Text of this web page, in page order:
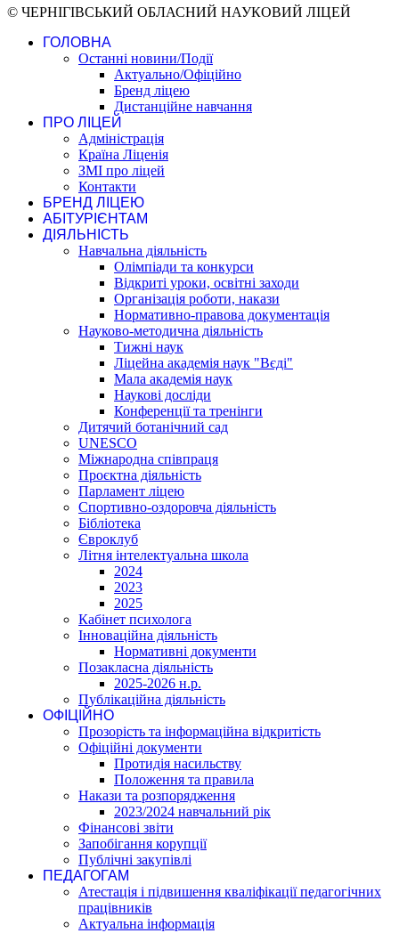
© ЧЕРНІГІВСЬКИЙ ОБЛАСНИЙ НАУКОВИЙ ЛІЦЕЙ
ГОЛОВНА
Останні новини/Події
Актуально/Офіційно
Бренд ліцею
Дистанційне навчання
ПРО ЛІЦЕЙ
Адміністрація
Країна Ліценія
ЗМІ про ліцей
Контакти
БРЕНД ЛІЦЕЮ
АБІТУРІЄНТАМ
ДІЯЛЬНІСТЬ
Навчальна діяльність
Олімпіади та конкурси
Відкриті уроки, освітні заходи
Організація роботи, накази
Нормативно-правова документація
Науково-методична діяльність
Тижні наук
Ліцейна академія наук "Вєді"
Мала академія наук
Наукові досліди
Конференції та тренінги
Дитячий ботанічний сад
UNESCO
Міжнародна співпраця
Проєктна діяльність
Парламент ліцею
Спортивно-оздоровча діяльність
Бібліотека
Євроклуб
Літня інтелектуальна школа
2024
2023
2025
Кабінет психолога
Інноваційна діяльність
Нормативні документи
Позакласна діяльність
2025-2026 н.р.
Публікаційна діяльність
ОФІЦІЙНО
Прозорість та інформаційна відкритість
Офіційні документи
Протидія насильству
Положення та правила
Накази та розпорядження
2023/2024 навчальний рік
Фінансові звіти
Запобігання корупції
Публічні закупівлі
ПЕДАГОГАМ
Атестація і підвишення кваліфікації педагогічних
працівників
Актуальна інформація